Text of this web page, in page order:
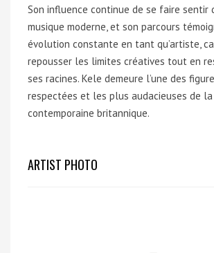
Son influence continue de se faire sentir
musique moderne, et son parcours
évolution constante en tant qu’artiste,
repousser les limites créatives tout en
ses racines. Kele demeure l’une des
respectées et les plus audacieuses de la
contemporaine britannique.
ARTIST PHOTO